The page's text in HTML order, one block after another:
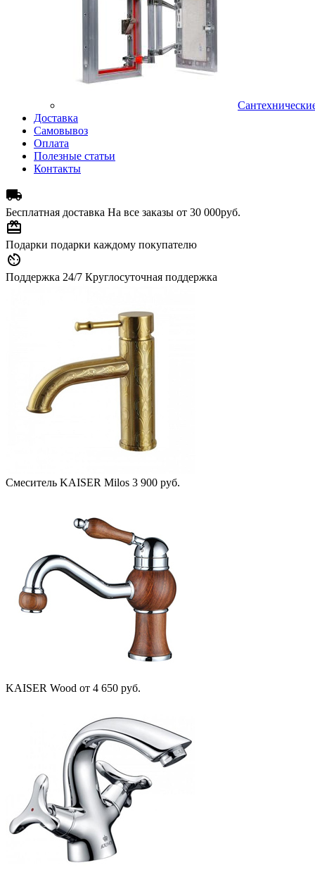
Доставка
Самовывоз
Оплата
Полезные статьи
Контакты

Бесплатная доставка На все заказы от 30 000руб.

Подарки подарки каждому покупателю

Поддержка 24/7 Круглосуточная поддержка
Смеситель KAISER Milos 3 900 руб.
KAISER Wood от 4 650 руб.